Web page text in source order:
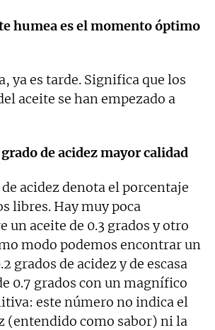
humea es el momento óptimo
ya es tarde. Significa que los
aceite se han empezado a
de acidez mayor calidad
acidez denota el porcentaje
libres. Hay muy poca
un aceite de 0.3 grados y otro
modo podemos encontrar un
grados de acidez y de escasa
0.7 grados con un magnífico
este número no indica el
(entendido como sabor) ni la